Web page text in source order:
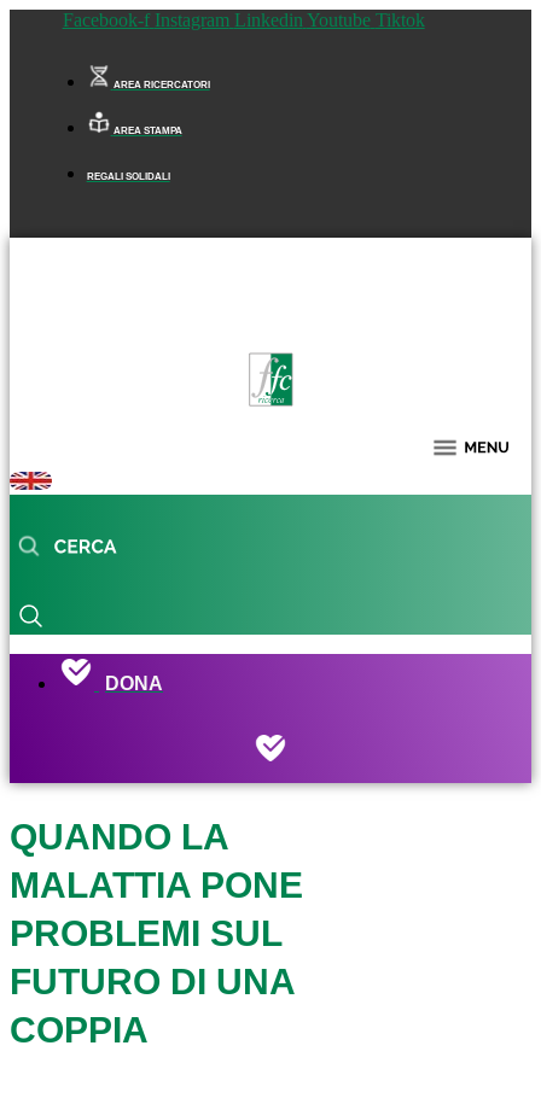
Facebook-f Instagram Linkedin Youtube Tiktok
AREA RICERCATORI
AREA STAMPA
REGALI SOLIDALI
DONA
QUANDO LA
MALATTIA PONE
PROBLEMI SUL
FUTURO DI UNA
COPPIA